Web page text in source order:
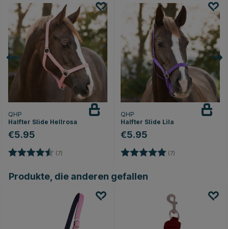
QHP
Halfter Slide Hellrosa
€5.95
Bewertung: (7)
QHP
Halfter Slide Lila
€5.95
Bewertung: (7)
Produkte, die anderen gefallen